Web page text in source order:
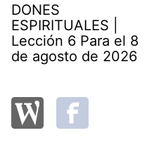
DONES
ESPIRITUALES |
Lección 6 Para el 8
de agosto de 2026